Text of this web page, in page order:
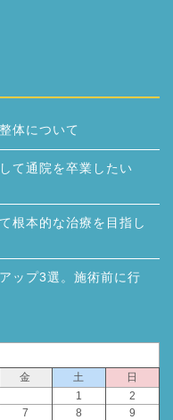
体について
て通院を卒業したい
根本的な治療を目指し
ップ3選。施術前に行
金 土
日
1
2
7 8 9